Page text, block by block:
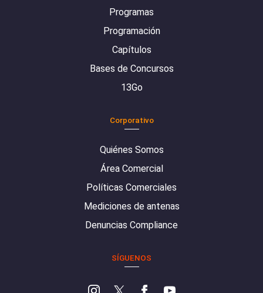
Programas
Programación
Capítulos
Bases de Concursos
13Go
Corporativo
Quiénes Somos
Área Comercial
Políticas Comerciales
Mediciones de antenas
Denuncias Compliance
SÍGUENOS